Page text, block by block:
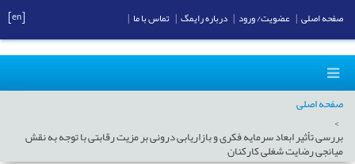
صفحه اصلی
بررسی تأثیر ابعاد سرمایه فکری و بازاریابی درونی بر مزیت رقابتی با توجه به نقش
میانجی رضایت شغلی کارکنان
صفحه اصلی عضویت/ ورود درباره رایمگ تماس با ما